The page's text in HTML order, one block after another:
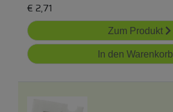
€ 2,71
Zum Produkt
In den Warenkorb